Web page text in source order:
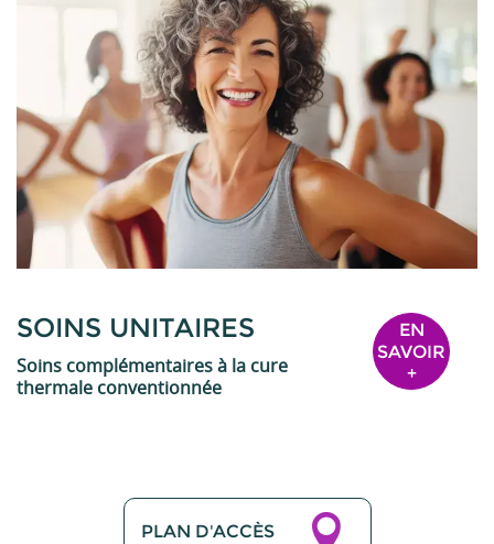
SOINS UNITAIRES
Soins complémentaires à la cure
thermale conventionnée
EN
SAVOIR
+
PLAN D'ACCÈS